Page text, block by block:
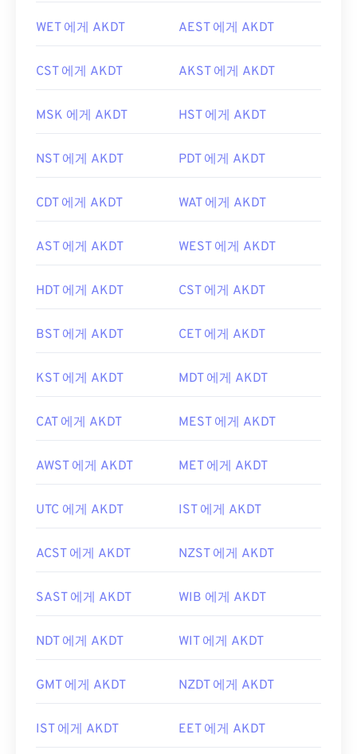
WET 에게 AKDT AEST 에게 AKDT
CST 에게 AKDT AKST 에게 AKDT
MSK 에게 AKDT HST 에게 AKDT
NST 에게 AKDT PDT 에게 AKDT
CDT 에게 AKDT WAT 에게 AKDT
AST 에게 AKDT WEST 에게 AKDT
HDT 에게 AKDT CST 에게 AKDT
BST 에게 AKDT CET 에게 AKDT
KST 에게 AKDT MDT 에게 AKDT
CAT 에게 AKDT MEST 에게 AKDT
AWST 에게 AKDT MET 에게 AKDT
UTC 에게 AKDT IST 에게 AKDT
ACST 에게 AKDT NZST 에게 AKDT
SAST 에게 AKDT WIB 에게 AKDT
NDT 에게 AKDT WIT 에게 AKDT
GMT 에게 AKDT NZDT 에게 AKDT
IST 에게 AKDT EET 에게 AKDT